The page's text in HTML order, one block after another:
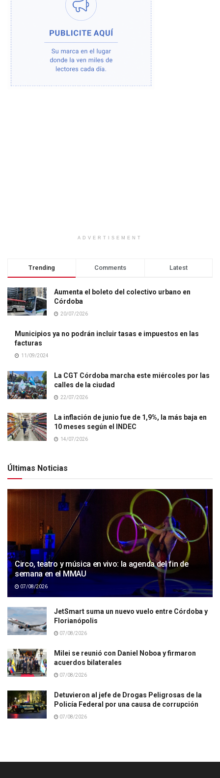
ADVERTISEMENT
Trending Comments Latest
Aumenta el boleto del colectivo urbano en
Córdoba
20/07/2026
Municipios ya no podrán incluir tasas e impuestos en las
facturas
11/09/2024
La CGT Córdoba marcha este miércoles por las
calles de la ciudad
22/07/2026
La inflación de junio fue de 1,9%, la más baja en
10 meses según el INDEC
14/07/2026
Últimas Noticias
Circo, teatro y música en vivo: la agenda del fin de
semana en el MMAU
07/08/2026
JetSmart suma un nuevo vuelo entre Córdoba y
Florianópolis
07/08/2026
Milei se reunió con Daniel Noboa y firmaron
acuerdos bilaterales
07/08/2026
Detuvieron al jefe de Drogas Peligrosas de la
Policía Federal por una causa de corrupción
07/08/2026